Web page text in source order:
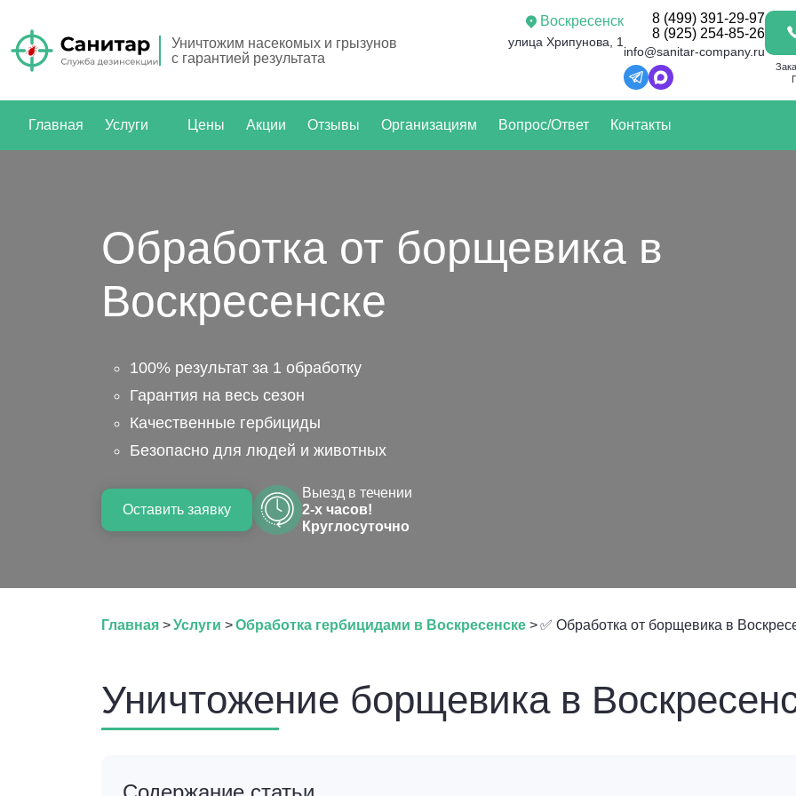
Уничтожим насекомых и грызунов
с гарантией результата
Воскресенск
улица Хрипунова, 1
8 (499) 391-29-97
8 (925) 254-85-26
info@sanitar-company.ru
Главная Услуги Цены Акции Отзывы Организациям Вопрос/Ответ Контакты
Обработка от борщевика в
Воскресенске
100% результат за 1 обработку
Гарантия на весь сезон
Качественные гербициды
Безопасно для людей и животных
Оставить заявку
Выезд в течении
2-х часов!
Круглосуточно
Главная >Услуги >Обработка гербицидами в Воскресенске >✅ Обработка от борщевика в
Уничтожение борщевика в